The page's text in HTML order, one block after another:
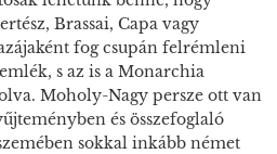
Brassai, Capa vagy
fog csupán felrémleni
s az is a Monarchia
Moholy-Nagy persze ott van
és összefoglaló
sokkal inkább német